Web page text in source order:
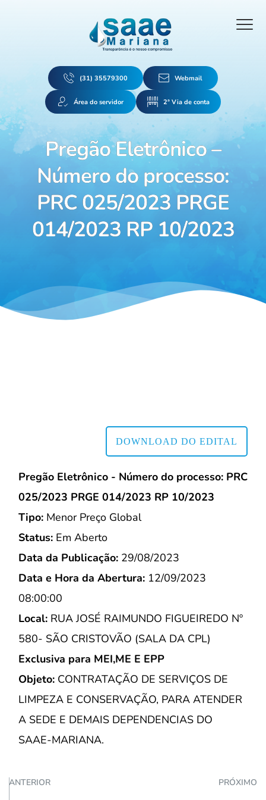
(31) 35579300 Webmail
Área do servidor 2ª Via de conta
Pregão Eletrônico –
Número do processo:
PRC 025/2023 PRGE
014/2023 RP 10/2023
DOWNLOAD DO EDITAL
Pregão Eletrônico - Número do processo: PRC
025/2023 PRGE 014/2023 RP 10/2023
Tipo: Menor Preço Global
Status: Em Aberto
Data da Publicação: 29/08/2023
Data e Hora da Abertura: 12/09/2023
08:00:00
Local: RUA JOSÉ RAIMUNDO FIGUEIREDO Nº
580- SÃO CRISTOVÃO (SALA DA CPL)
Exclusiva para MEI,ME E EPP
Objeto: CONTRATAÇÃO DE SERVIÇOS DE
LIMPEZA E CONSERVAÇÃO, PARA ATENDER
A SEDE E DEMAIS DEPENDENCIAS DO
SAAE-MARIANA.
ANTERIOR PRÓXIMO